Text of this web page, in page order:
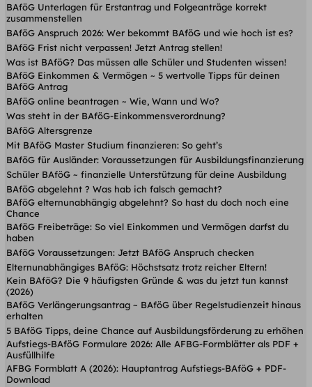
BAföG Unterlagen für Erstantrag und Folgeanträge korrekt
zusammenstellen
BAföG Anspruch 2026: Wer bekommt BAföG und wie hoch ist es?
BAföG Frist nicht verpassen! Jetzt Antrag stellen!
Was ist BAföG? Das müssen alle Schüler und Studenten wissen!
BAföG Einkommen & Vermögen ~ 5 wertvolle Tipps für deinen
BAföG Antrag
BAföG online beantragen ~ Wie, Wann und Wo?
Was steht in der BAföG-Einkommensverordnung?
BAföG Altersgrenze
Mit BAföG Master Studium finanzieren: So geht’s
BAföG für Ausländer: Voraussetzungen für Ausbildungsfinanzierung
Schüler BAföG ~ finanzielle Unterstützung für deine Ausbildung
BAföG abgelehnt ? Was hab ich falsch gemacht?
BAföG elternunabhängig abgelehnt? So hast du doch noch eine
Chance
BAföG Freibeträge: So viel Einkommen und Vermögen darfst du
haben
BAföG Voraussetzungen: Jetzt BAföG Anspruch checken
Elternunabhängiges BAföG: Höchstsatz trotz reicher Eltern!
Kein BAföG? Die 9 häufigsten Gründe & was du jetzt tun kannst
(2026)
BAföG Verlängerungsantrag ~ BAföG über Regelstudienzeit hinaus
erhalten
5 BAföG Tipps, deine Chance auf Ausbildungsförderung zu erhöhen
Aufstiegs-BAföG Formulare 2026: Alle AFBG-Formblätter als PDF +
Ausfüllhilfe
AFBG Formblatt A (2026): Hauptantrag Aufstiegs-BAföG + PDF-
Download